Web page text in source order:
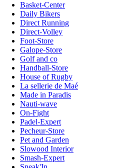
Basket-Center
Daily Bikers
Direct Running
Direct-Volley
Foot-Store
Galope-Store
Golf and co
Handball-Store
House of Rugby
La sellerie de Maé
Made in Paradis
Nauti-wave
On-Fight
Padel-Expert
Pecheur-Store
Pet and Garden
Slowood Interior
Smash-Expert